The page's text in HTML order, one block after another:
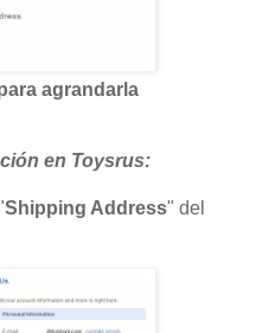
agrandarla
en Toysrus:
Shipping Address" del